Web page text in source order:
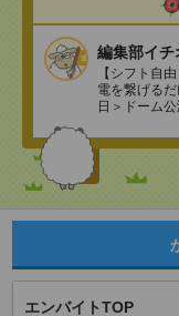
編集部イチ
【シフト自
電を繋げる
日＞ドーム
エンバイトTOP